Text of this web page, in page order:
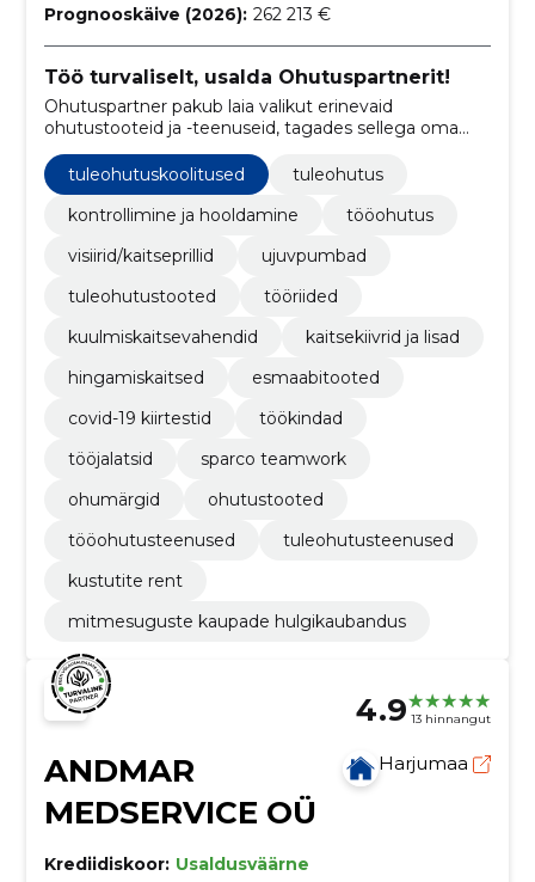
Prognooskäive (2026): 262 213 €
Töö turvaliselt, usalda Ohutuspartnerit!
Ohutuspartner pakub laia valikut erinevaid
ohutustooteid ja -teenuseid, tagades sellega oma
tuleohutuskoolitused
tuleohutus
kontrollimine ja hooldamine
tööohutus
visiirid/kaitseprillid
ujuvpumbad
tuleohutustooted
tööriided
kuulmiskaitsevahendid
kaitsekiivrid ja lisad
hingamiskaitsed
esmaabitooted
covid-19 kiirtestid
töökindad
tööjalatsid
sparco teamwork
ohumärgid
ohutustooted
tööohutusteenused
tuleohutusteenused
kustutite rent
mitmesuguste kaupade hulgikaubandus
4.9 13 hinnangut
ANDMAR
MEDSERVICE OÜ
Harjumaa
Krediidiskoor: Usaldusväärne